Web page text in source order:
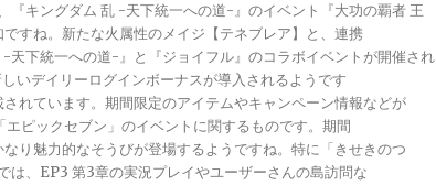
『キングダム 乱 -天下統一への道-』のイベント『大功の覇者 王
すね。新たな火属性のメイジ【テネブレア】と、連携
天下統一への道-』と『ジョイフル』のコラボイベントが開催され
いデイリーログインボーナスが導入されるようです
れています。期間限定のアイテムやキャンペーン情報などが
エピックセブン」のイベントに関するものです。期間
り魅力的なそうびが登場するようですね。特に「きせきのつ
は、EP3 第3章の実況プレイやユーザーさんの島訪問な